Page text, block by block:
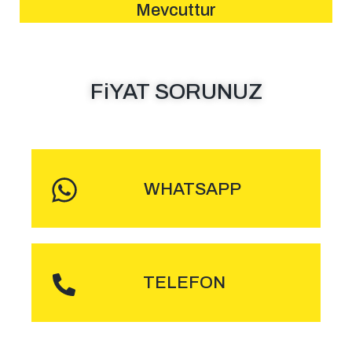
Mevcuttur
FiYAT SORUNUZ
WHATSAPP
TELEFON